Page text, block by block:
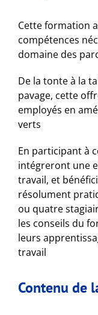
Cette formation
compétences
domaine des
De la tonte à la
pavage, cette
employés en
verts
En participant à
intégreront une
travail, et
résolument
ou quatre
les conseils du
leurs
travail
Contenu de